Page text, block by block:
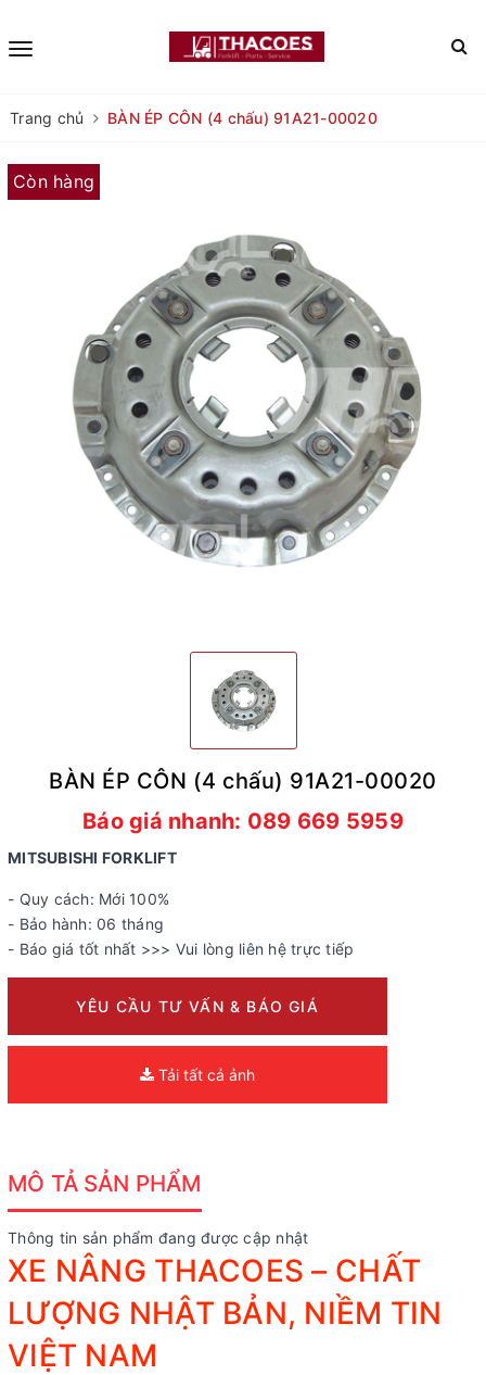
Trang chủ BÀN ÉP CÔN (4 chấu) 91A21-00020
Còn hàng
BÀN ÉP CÔN (4 chấu) 91A21-00020
Báo giá nhanh: 089 669 5959
MITSUBISHI FORKLIFT
- Quy cách: Mới 100%
- Bảo hành: 06 tháng
- Báo giá tốt nhất >>> Vui lòng liên hệ trực tiếp
YÊU CẦU TƯ VẤN & BÁO GIÁ
Tải tất cả ảnh
MÔ TẢ SẢN PHẨM
Thông tin sản phẩm đang được cập nhật
XE NÂNG THACOES – CHẤT
LƯỢNG NHẬT BẢN, NIỀM TIN
VIỆT NAM